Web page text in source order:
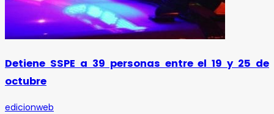
Detiene SSPE a 39 personas entre el 19 y 25 de
octubre
edicionweb